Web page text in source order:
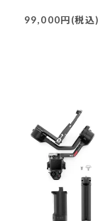
99,000円(税込)